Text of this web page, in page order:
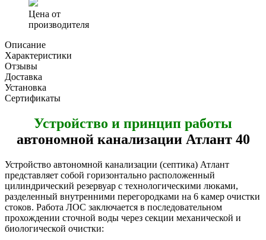
Цена от
производителя
Описание
Характеристики
Отзывы
Доставка
Установка
Сертификаты
Устройство и принцип работы
автономной канализации Атлант 40
Устройство автономной канализации (септика) Атлант
представляет собой горизонтально расположенный
цилиндрический резервуар с технологическими люками,
разделенный внутренними перегородками на 6 камер очистки
стоков. Работа ЛОС заключается в последовательном
прохождении сточной воды через секции механической и
биологической очистки: